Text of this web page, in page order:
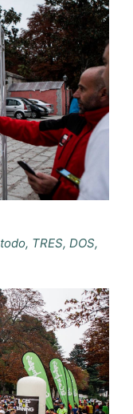
TRES, DOS,